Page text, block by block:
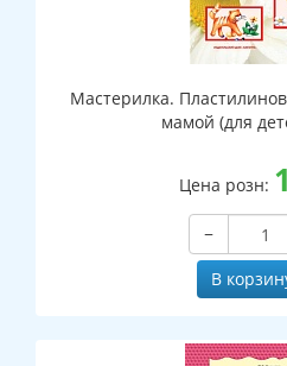
Мастерилка.
мамой (для
Цена розн:
−
В